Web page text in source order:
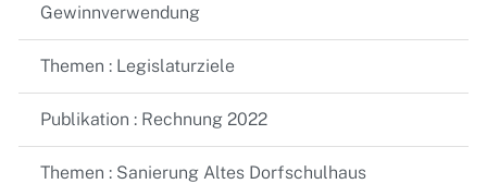
Gewinnverwendung
Themen : Legislaturziele
Publikation : Rechnung 2022
Themen : Sanierung Altes Dorfschulhaus